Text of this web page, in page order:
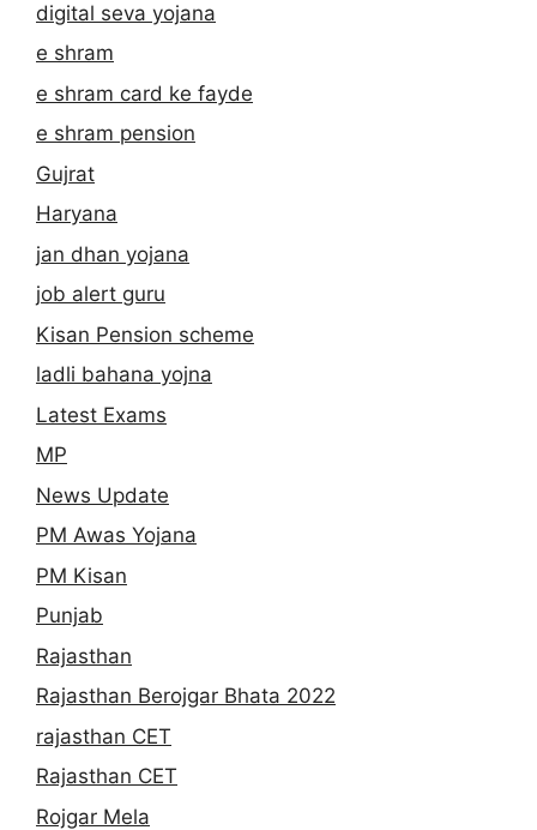
digital seva yojana
e shram
e shram card ke fayde
e shram pension
Gujrat
Haryana
jan dhan yojana
job alert guru
Kisan Pension scheme
ladli bahana yojna
Latest Exams
MP
News Update
PM Awas Yojana
PM Kisan
Punjab
Rajasthan
Rajasthan Berojgar Bhata 2022
rajasthan CET
Rajasthan CET
Rojgar Mela